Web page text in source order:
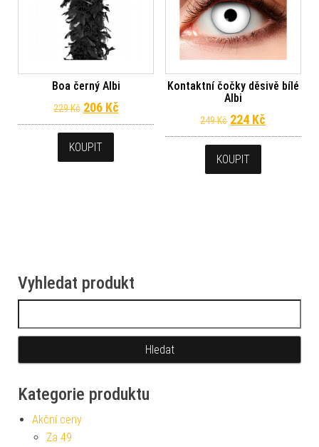
Boa černý Albi
229Kč Původní cena byla: 229 Kč.
206 KčAktuální cena je: 206 Kč.
KOUPIT
Kontaktní čočky děsivě bílé
Albi
249Kč Původní cena
224 Kč
KOUPIT
Vyhledat produkt
Kategorie produktu
Akční ceny
Za 49